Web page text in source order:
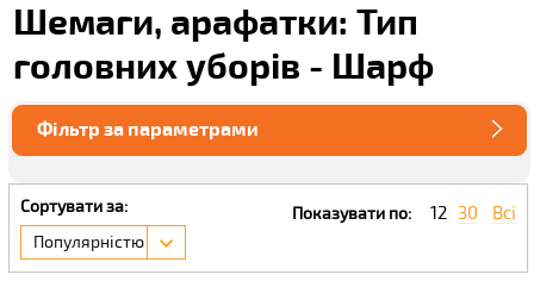
Шемаги, арафатки: Тип
головних уборів - Шарф
Фільтр за параметрами
Сортувати за:
Популярністю
Показувати по: 12 30 Всі